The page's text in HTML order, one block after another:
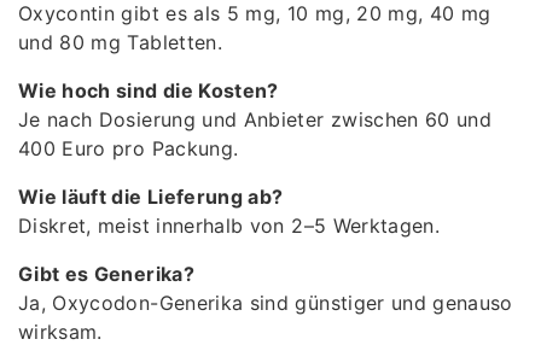
Oxycontin gibt es als 5 mg, 10 mg, 20 mg, 40 mg
und 80 mg Tabletten.
Wie hoch sind die Kosten?
Je nach Dosierung und Anbieter zwischen 60 und
400 Euro pro Packung.
Wie läuft die Lieferung ab?
Diskret, meist innerhalb von 2–5 Werktagen.
Gibt es Generika?
Ja, Oxycodon-Generika sind günstiger und genauso
wirksam.